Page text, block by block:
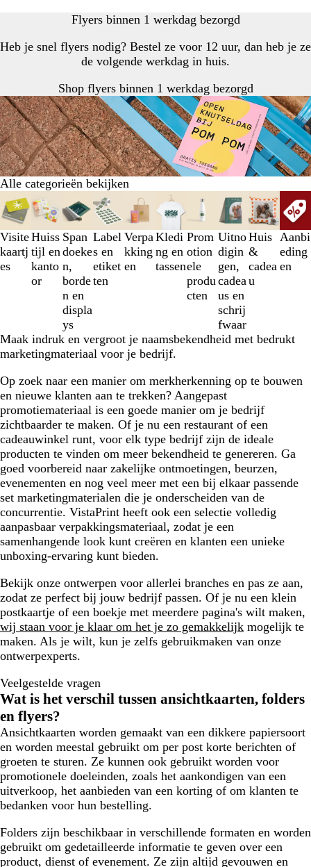
Flyers binnen 1 werkdag bezorgd
Heb je snel flyers nodig? Bestel ze voor 12 uur, dan heb je ze
de volgende werkdag in huis.
Shop flyers binnen 1 werkdag bezorgd
Alle categorieën bekijken
Visite
kaartj
es
Huiss
tijl en
kanto
or
Span
doeke
n,
borde
n en
displa
ys
Label
s en
etiket
ten
Verpa
kking
en
Kledi
ng en
tassen
Prom
otion
ele
produ
cten
Uitno
digin
gen,
cadea
us en
schrij
fwaar
Huis
&
cadea
u
Aanbi
eding
en
Dia's
1
t/m
3
van
10
Maak indruk en vergroot je naamsbekendheid met bedrukt
marketingmateriaal voor je bedrijf.
Op zoek naar een manier om merkherkenning op te bouwen
en nieuwe klanten aan te trekken? Aangepast
promotiemateriaal is een goede manier om je bedrijf
zichtbaarder te maken. Of je nu een restaurant of een
cadeauwinkel runt, voor elk type bedrijf zijn de ideale
producten te vinden om meer bekendheid te genereren. Ga
goed voorbereid naar zakelijke ontmoetingen, beurzen,
evenementen en nog veel meer met een bij elkaar passende
set marketingmaterialen die je onderscheiden van de
concurrentie. VistaPrint heeft ook een selectie volledig
aanpasbaar verpakkingsmateriaal, zodat je een
samenhangende look kunt creëren en klanten een unieke
unboxing-ervaring kunt bieden.
Bekijk onze ontwerpen voor allerlei branches en pas ze aan,
zodat ze perfect bij jouw bedrijf passen. Of je nu een klein
postkaartje of een boekje met meerdere pagina's wilt maken,
wij staan voor je klaar om het je zo gemakkelijk mogelijk te
maken. Als je wilt, kun je zelfs gebruikmaken van onze
ontwerpexperts.
Veelgestelde vragen
Wat is het verschil tussen ansichtkaarten, folders
en flyers?
Ansichtkaarten worden gemaakt van een dikkere papiersoort
en worden meestal gebruikt om per post korte berichten of
groeten te sturen. Ze kunnen ook gebruikt worden voor
promotionele doeleinden, zoals het aankondigen van een
uitverkoop, het aanbieden van een korting of om klanten te
bedanken voor hun bestelling.
Folders zijn beschikbaar in verschillende formaten en worden
gebruikt om gedetailleerde informatie te geven over een
product, dienst of evenement. Ze zijn altijd gevouwen en